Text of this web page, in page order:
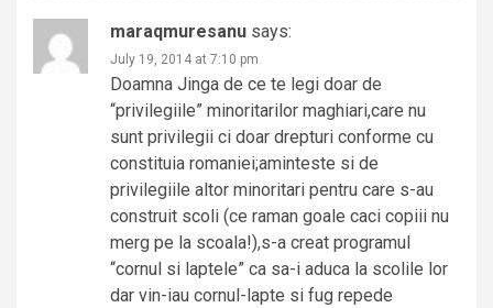
maraqmuresanu says:
July 19, 2014 at 7:10 pm
Doamna Jinga de ce te legi doar de
“privilegiile” minoritarilor maghiari,care nu
sunt privilegii ci doar drepturi conforme cu
constituia romaniei;aminteste si de
privilegiile altor minoritari pentru care s-au
construit scoli (ce raman goale caci copiii nu
merg pe la scoala!),s-a creat programul
“cornul si laptele” ca sa-i aduca la scolile lor
dar vin-iau cornul-lapte si fug repede